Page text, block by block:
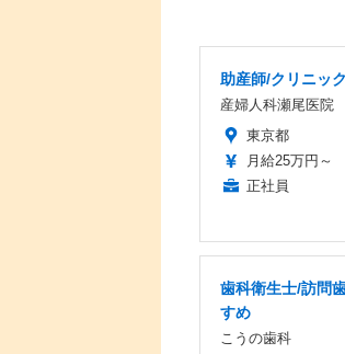
助産師/クリニッ
産婦人科瀬尾医院
東京都
月給25万円～
正社員
歯科衛生士/訪問
すめ
こうの歯科